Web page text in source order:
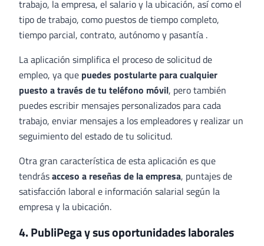
trabajo, la empresa, el salario y la ubicación, así como el
tipo de trabajo, como puestos de tiempo completo,
tiempo parcial, contrato, autónomo y pasantía .
La aplicación simplifica el proceso de solicitud de
empleo, ya que puedes postularte para cualquier
puesto a través de tu teléfono móvil, pero también
puedes escribir mensajes personalizados para cada
trabajo, enviar mensajes a los empleadores y realizar un
seguimiento del estado de tu solicitud.
Otra gran característica de esta aplicación es que
tendrásacceso a reseñas de la empresa, puntajes de
satisfacción laboral e información salarial según la
empresa y la ubicación.
4. PubliPega y sus oportunidades laborales